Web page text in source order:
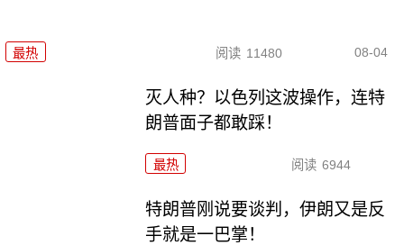
最热 阅读 11480 08-04
灭人种？以色列这波操作，连特
朗普面子都敢踩！
最热 阅读 6944
特朗普刚说要谈判，伊朗又是反
手就是一巴掌！